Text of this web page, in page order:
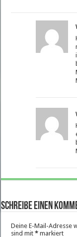
Schreibe einen
Deine E-Mail-Adresse
sind mit* markiert